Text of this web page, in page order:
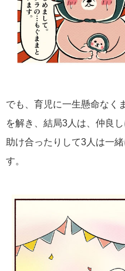
でも、育児に一生懸命なく
を解き、結局3人は、仲良
助け合ったりして3人は一
す。